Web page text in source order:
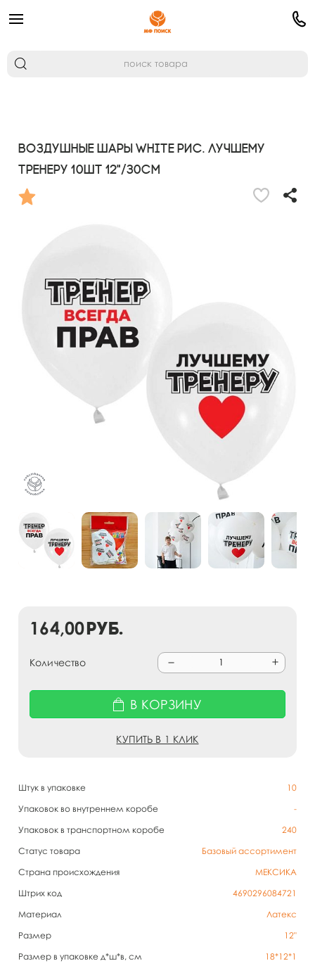
Воздушные шары WHITE рис. Лучшему
тренеру 10шт 12"/30см
Штук в упаковке
10
Упаковок во внутреннем коробе
-
Упаковок в транспортном коробе
240
Статус товара
Базовый ассортимент
Страна происхождения
МЕКСИКА
Штрих код
4690296084721
Материал
Латекс
Размер
12"
Размер в упаковке д*ш*в, см
18*12*1
164,00руб.
Количество
В КОРЗИНУ
КУПИТЬ В 1 КЛИК